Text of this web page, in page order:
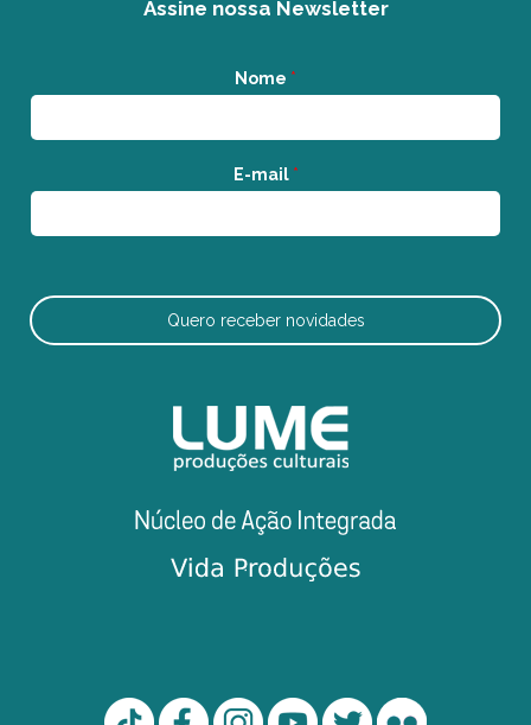
Assine nossa Newsletter
Nome *
E-mail *
Quero receber novidades